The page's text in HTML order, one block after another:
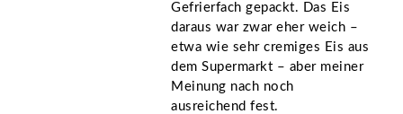
Gefrierfach gepackt. Das Eis
daraus war zwar eher weich –
etwa wie sehr cremiges Eis aus
dem Supermarkt – aber meiner
Meinung nach noch
ausreichend fest.